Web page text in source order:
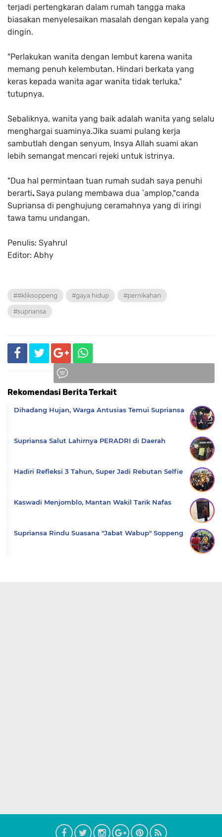
terjadi pertengkaran dalam rumah tangga maka
biasakan menyelesaikan masalah dengan kepala yang
dingin.
"Perlakukan wanita dengan lembut karena wanita
memang penuh kelembutan. Hindari berkata yang
keras kepada wanita agar wanita tidak terluka,"
tutupnya.
Sebaliknya, wanita yang baik adalah wanita yang selalu
menghargai suaminya.Jika suami pulang kerja
sambutlah dengan senyum, Insya Allah suami akan
lebih semangat mencari rejeki untuk istrinya.
"Dua hal permintaan tuan rumah sudah saya penuhi
berarti. Saya pulang membawa dua `amplop,"canda
Supriansa di penghujung ceramahnya yang di iringi
tawa tamu undangan.
Penulis: Syahrul
Editor: Abhy
##kliksoppeng #gaya hidup #pernikahan
#supriansa
Rekomendasi Berita Terkait
Dihadang Hujan, Warga Antusias Temui Supriansa
Supriansa Salut Lahirnya PERADRI di Daerah
Hadiri Refleksi 3 Tahun, Super Jadi Rebutan Selfie
Kaswadi Menjomblo, Mantan Wakil Tarik Nafas
Supriansa Rindu Suasana "Jabat Wabup" Soppeng